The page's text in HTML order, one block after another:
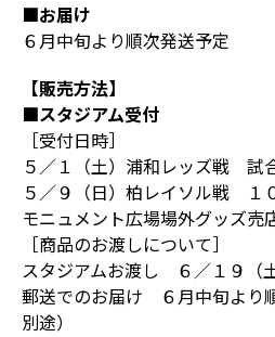
■お届け
６月中旬より順次発送予定
【販売方法】
■スタジアム受付
［受付日時］
５／１（土）浦和レッズ戦 試
５／９（日）柏レイソル戦 １
モニュメント広場場外グッズ売
［商品のお渡しについて］
スタジアムお渡し ６／１９（
郵送でのお届け ６月中旬よ
別途）